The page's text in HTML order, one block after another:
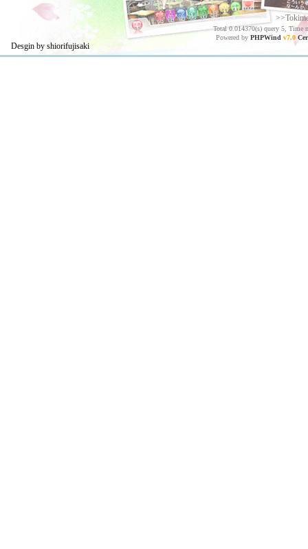
Total 0.014370(s) query 5, Time
Powered by PHPWind v7.0
Desgin by shiorifujisaki